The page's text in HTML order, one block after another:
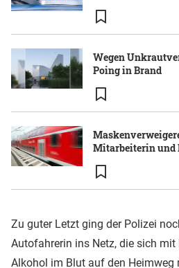
Wegen
Poing in Brand
Mitarbeiterin und
Zu guter Letzt ging der Polizei
Autofahrerin ins Netz, die sich
Alkohol im Blut auf den Heimweg